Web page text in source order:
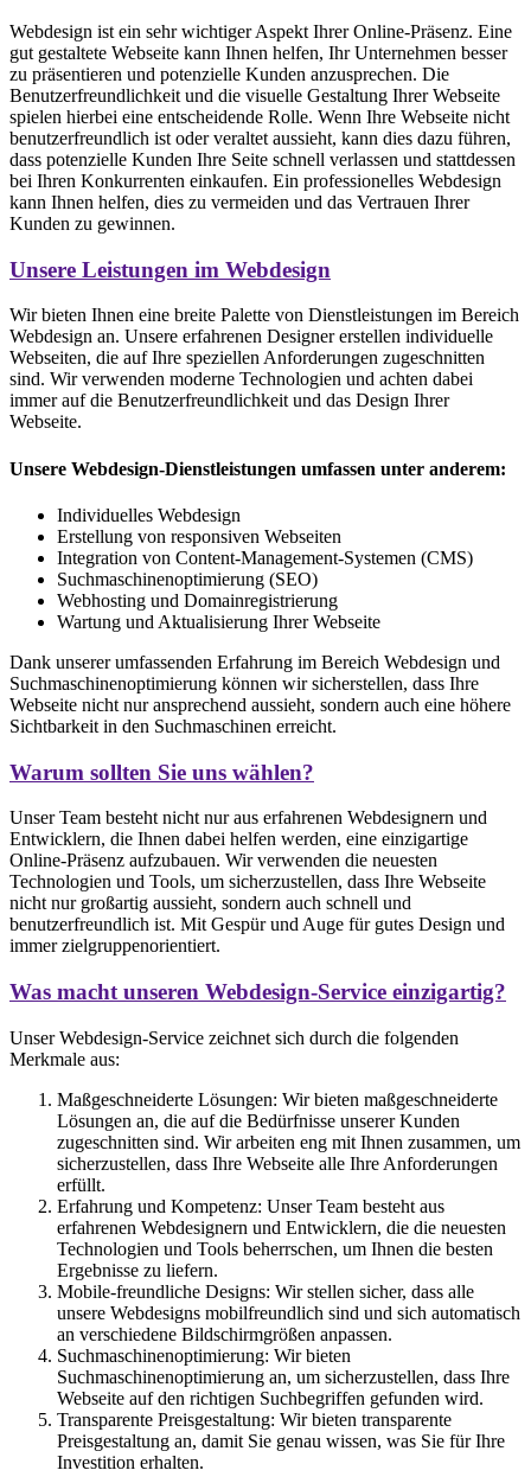
Webdesign ist ein sehr wichtiger Aspekt Ihrer Online-Präsenz. Eine
gut gestaltete Webseite kann Ihnen helfen, Ihr Unternehmen besser
zu präsentieren und potenzielle Kunden anzusprechen. Die
Benutzerfreundlichkeit und die visuelle Gestaltung Ihrer Webseite
spielen hierbei eine entscheidende Rolle. Wenn Ihre Webseite nicht
benutzerfreundlich ist oder veraltet aussieht, kann dies dazu führen,
dass potenzielle Kunden Ihre Seite schnell verlassen und stattdessen
bei Ihren Konkurrenten einkaufen. Ein professionelles Webdesign
kann Ihnen helfen, dies zu vermeiden und das Vertrauen Ihrer
Kunden zu gewinnen.
Unsere Leistungen im Webdesign
Wir bieten Ihnen eine breite Palette von Dienstleistungen im Bereich
Webdesign an. Unsere erfahrenen Designer erstellen individuelle
Webseiten, die auf Ihre speziellen Anforderungen zugeschnitten
sind. Wir verwenden moderne Technologien und achten dabei
immer auf die Benutzerfreundlichkeit und das Design Ihrer
Webseite.
Unsere Webdesign-Dienstleistungen umfassen unter anderem:
Individuelles Webdesign
Erstellung von responsiven Webseiten
Integration von Content-Management-Systemen (CMS)
Suchmaschinenoptimierung (SEO)
Webhosting und Domainregistrierung
Wartung und Aktualisierung Ihrer Webseite
Dank unserer umfassenden Erfahrung im Bereich Webdesign und
Suchmaschinenoptimierung können wir sicherstellen, dass Ihre
Webseite nicht nur ansprechend aussieht, sondern auch eine höhere
Sichtbarkeit in den Suchmaschinen erreicht.
Warum sollten Sie uns wählen?
Unser Team besteht nicht nur aus erfahrenen Webdesignern und
Entwicklern, die Ihnen dabei helfen werden, eine einzigartige
Online-Präsenz aufzubauen. Wir verwenden die neuesten
Technologien und Tools, um sicherzustellen, dass Ihre Webseite
nicht nur großartig aussieht, sondern auch schnell und
benutzerfreundlich ist. Mit Gespür und Auge für gutes Design und
immer zielgruppenorientiert.
Was macht unseren Webdesign-Service einzigartig?
Unser Webdesign-Service zeichnet sich durch die folgenden
Merkmale aus:
Maßgeschneiderte Lösungen: Wir bieten maßgeschneiderte
Lösungen an, die auf die Bedürfnisse unserer Kunden
zugeschnitten sind. Wir arbeiten eng mit Ihnen zusammen, um
sicherzustellen, dass Ihre Webseite alle Ihre Anforderungen
erfüllt.
Erfahrung und Kompetenz: Unser Team besteht aus
erfahrenen Webdesignern und Entwicklern, die die neuesten
Technologien und Tools beherrschen, um Ihnen die besten
Ergebnisse zu liefern.
Mobile-freundliche Designs: Wir stellen sicher, dass alle
unsere Webdesigns mobilfreundlich sind und sich automatisch
an verschiedene Bildschirmgrößen anpassen.
Suchmaschinenoptimierung: Wir bieten
Suchmaschinenoptimierung an, um sicherzustellen, dass Ihre
Webseite auf den richtigen Suchbegriffen gefunden wird.
Transparente Preisgestaltung: Wir bieten transparente
Preisgestaltung an, damit Sie genau wissen, was Sie für Ihre
Investition erhalten.